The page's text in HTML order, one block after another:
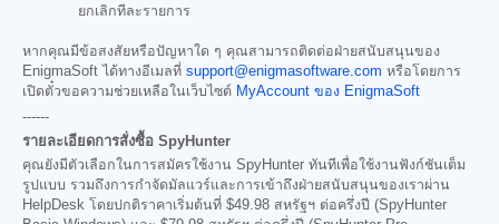
ยกเลิกทีละรายการ
หากคุณมีข้อสงสัยหรือปัญหาใด ๆ คุณสามารถติดต่อฝ่ายสนับสนุนของ
EnigmaSoft ได้ทางอีเมลที่ support@enigmasoftware.com หรือโดยการ
เปิดตั๋วขอความช่วยเหลือในเว็บไซต์ MyAccount ของ EnigmaSoft
------
รายละเอียดการสั่งซื้อ SpyHunter
คุณยังมีตัวเลือกในการสมัครใช้งาน SpyHunter ทันทีเพื่อใช้งานฟังก์ชันเต็ม
รูปแบบ รวมถึงการกำจัดมัลแวร์และการเข้าถึงฝ่ายสนับสนุนของเราผ่าน
HelpDesk โดยปกติราคาเริ่มต้นที่ $49.98 สหรัฐฯ ต่อครึ่งปี (SpyHunter